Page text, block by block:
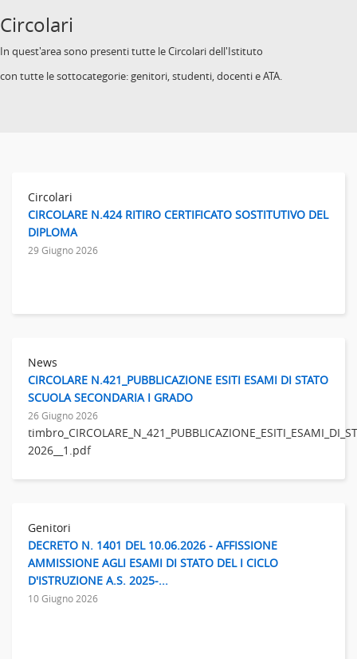
Circolari
In quest'area sono presenti tutte le Circolari dell'Istituto
con tutte le sottocategorie: genitori, studenti, docenti e ATA.
Circolari
CIRCOLARE N.424 RITIRO CERTIFICATO SOSTITUTIVO DEL
DIPLOMA
29 Giugno 2026
News
CIRCOLARE N.421_PUBBLICAZIONE ESITI ESAMI DI STATO
SCUOLA SECONDARIA I GRADO
26 Giugno 2026
2026__1.pdf
Genitori
DECRETO N. 1401 DEL 10.06.2026 - AFFISSIONE
AMMISSIONE AGLI ESAMI DI STATO DEL I CICLO
D'ISTRUZIONE A.S. 2025-...
10 Giugno 2026